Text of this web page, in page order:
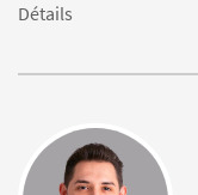
Détails